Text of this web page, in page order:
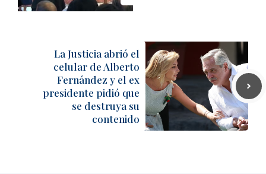
La Justicia abrió el
celular de Alberto
Fernández y el ex
presidente pidió que
se destruya su
contenido